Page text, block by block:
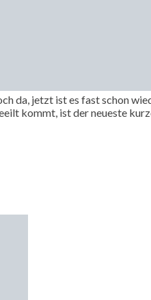
da, jetzt ist es fast schon
kommt, ist der neueste